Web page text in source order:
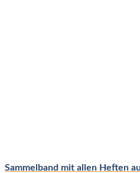
Sammelband mit allen Heften